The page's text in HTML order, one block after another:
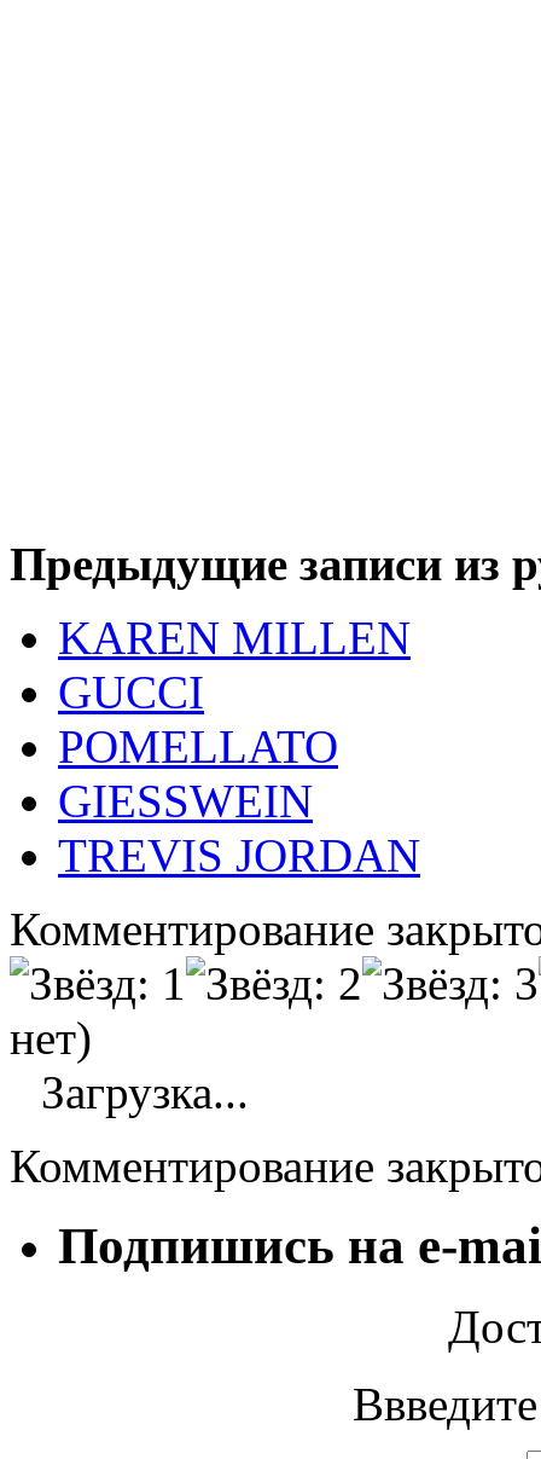
Предыдущие записи из
KAREN MILLEN
GUCCI
POMELLATO
GIESSWEIN
TREVIS JORDAN
Комментирование
нет)
Загрузка...
Комментирование
Подпишись на e-